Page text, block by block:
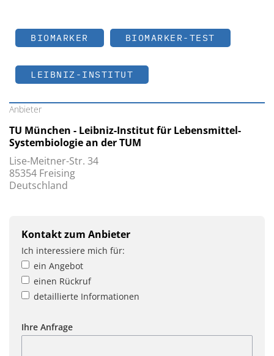
BIOMARKER BIOMARKER-TEST
LEIBNIZ-INSTITUT
Anbieter
TU München - Leibniz-Institut für Lebensmittel-
Systembiologie an der TUM
Lise-Meitner-Str. 34
85354 Freising
Deutschland
Kontakt zum Anbieter
Ich interessiere mich für:
ein Angebot
einen Rückruf
detaillierte Informationen
Ihre Anfrage